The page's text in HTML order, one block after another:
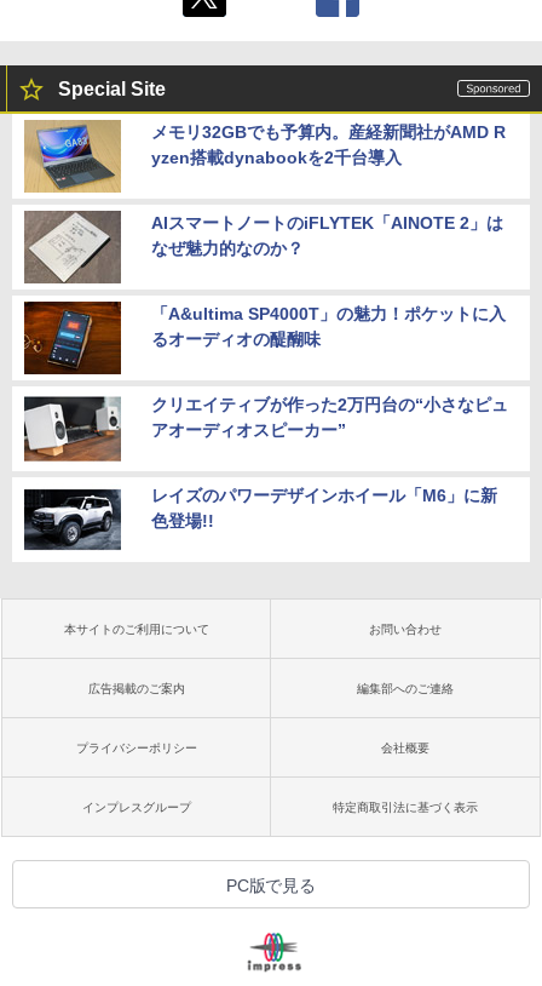
Special Site
メモリ32GBでも予算内。産経新聞社がAMD R
yzen搭載dynabookを2千台導入
AIスマートノートのiFLYTEK「AINOTE 2」は
なぜ魅力的なのか？
「A&ultima SP4000T」の魅力！ポケットに入
るオーディオの醍醐味
クリエイティブが作った2万円台の“小さなピュ
アオーディオスピーカー”
レイズのパワーデザインホイール「M6」に新
色登場!!
本サイトのご利用について お問い合わせ
広告掲載のご案内 編集部へのご連絡
プライバシーポリシー 会社概要
インプレスグループ 特定商取引法に基づく表示
PC版で見る